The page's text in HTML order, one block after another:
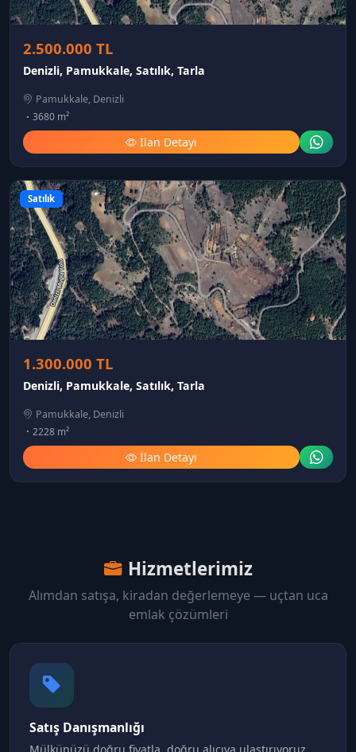
2.500.000 TL
Denizli, Pamukkale, Satılık, Tarla
Pamukkale, Denizli
3680 m²
İlan Detayı
Satılık
1.300.000 TL
Denizli, Pamukkale, Satılık, Tarla
Pamukkale, Denizli
2228 m²
İlan Detayı
Hizmetlerimiz
Alımdan satışa, kiradan değerlemeye — uçtan uca
emlak çözümleri
Satış Danışmanlığı